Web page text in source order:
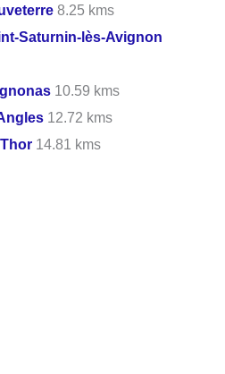
8.25 kms
Saturnin-lès-Avignon
10.59 kms
12.72 kms
14.81 kms